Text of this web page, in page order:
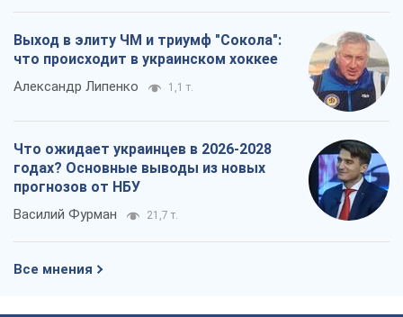
Выход в элиту ЧМ и триумф "Сокола":
что происходит в украинском хоккее
Александр Липенко 1,1 т.
Что ожидает украинцев в 2026-2028
годах? Основные выводы из новых
прогнозов от НБУ
Василий Фурман 21,7 т.
Все мнения